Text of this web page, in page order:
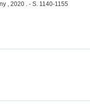
, 2020 . - S. 1140-1155